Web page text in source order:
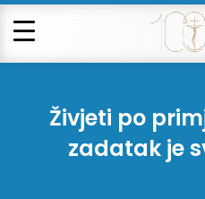
Živjeti po
zadatak je